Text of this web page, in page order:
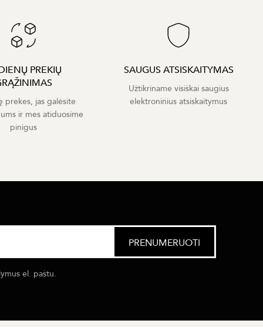
PREKIŲ
prekes, jas galėsite
ir mes atiduosime
pinigus
SAUGUS ATSISKAITYMAS
Užtikriname visiškai saugius
elektroninius atsiskaitymus
el. paštu.